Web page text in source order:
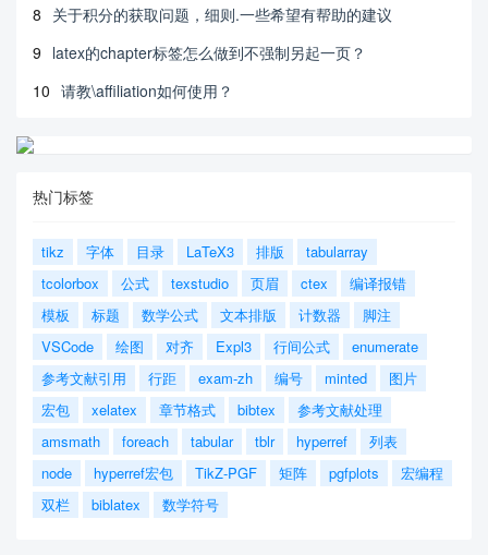
8 关于积分的获取问题，细则.一些希望有帮助的建议
9 latex的chapter标签怎么做到不强制另起一页？
10 请教\affiliation如何使用？
热门标签
tikz 字体 目录 LaTeX3 排版
tabularray
tcolorbox
公式 texstudio 页眉 ctex
编译报错
模板
标题 数学公式 文本排版 计数器
脚注
VSCode
绘图 对齐 Expl3 行间公式
enumerate
参考文献引用
行距 exam-zh 编号 minted
图片
宏包
xelatex 章节格式 bibtex
参考文献处理
amsmath
foreach tabular tblr hyperref
列表
node
hyperref宏包 TikZ-PGF 矩阵 pgfplots
宏编程
双栏
biblatex 数学符号